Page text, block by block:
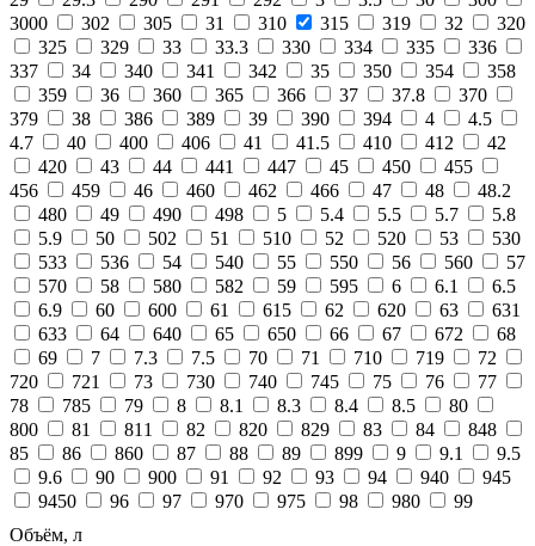
3000
302 305 31 310 315 319 32
320
325
329 33 33.3 330 334 335
336
337
34 340 341 342 35 350 354
358
359
36 360 365 366 37 37.8
370
379
38 386 389 39 390 394 4
4.5
4.7
40 400 406 41 41.5 410 412
42
420
43 44 441 447 45 450
455
456
459 46 460 462 466 47 48
48.2
480
49 490 498 5 5.4 5.5 5.7
5.8
5.9
50 502 51 510 52 520 53
530
533
536 54 540 55 550 56 560
57
570
58 580 582 59 595 6 6.1
6.5
6.9
60 600 61 615 62 620 63
631
633
64 640 65 650 66 67 672
68
69
7 7.3 7.5 70 71 710 719
72
720
721 73 730 740 745 75 76
77
78
785 79 8 8.1 8.3 8.4 8.5
80
800
81 811 82 820 829 83 84
848
85
86 860 87 88 89 899 9 9.1
9.5
9.6
90 900 91 92 93 94 940
945
9450
96 97 970 975 98 980
99
Объём, л